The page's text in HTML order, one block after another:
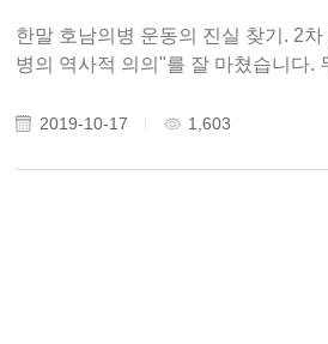
한말 호남의병 운동의 진실 찾기. 2차
병의 역사적 의의"를 잘 마쳤습니다. 무척 진지하고 열띤 강
주신 홍영기 교수님께 감사드립니다. 10월 30일 3차 강연회
2019-10-17 1,603